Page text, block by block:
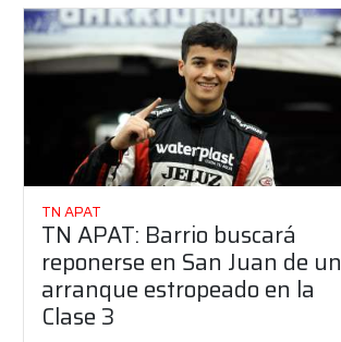
TN APAT
TN APAT: Barrio buscará
reponerse en San Juan de un
arranque estropeado en la
Clase 3